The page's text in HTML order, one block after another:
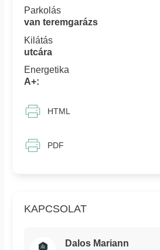
KAPCSOLAT
Dalos Mariann
Parkolás
van teremgarázs
Kilátás
utcára
Energetika
A+:
HTML
PDF